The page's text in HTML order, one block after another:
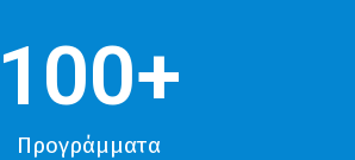
100+
Προγράμματα